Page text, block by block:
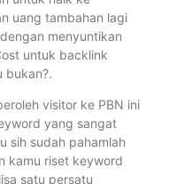
uang tambahan lagi
menyuntikan
untuk backlink
bukan?.
visitor ke PBN ini
yang sangat
sih sudah pahamlah
kamu riset keyword
satu persatu